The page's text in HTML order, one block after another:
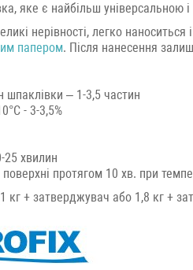
яке є найбільш універсальною
нерівності, легко наноситься
папером. Після нанесення
шпаклівки – 1-3,5 частин
- 3-3,5%
25 хвилин
протягом 10 хв. при
кг + затверджувач або 1,8 кг +